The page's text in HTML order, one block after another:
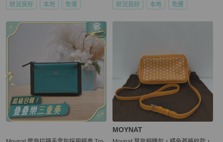
狀況良好 本地 免運 狀況良好 本地 免運
MOYNAT